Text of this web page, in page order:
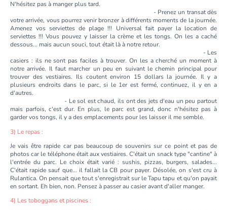
N'hésitez pas à manger plus tard.
- Prenez un transat dès
votre arrivée, vous pourrez venir bronzer à différents moments de la journée.
Amenez vos serviettes de plage !!! Universal fait payer la location de
serviettes !!! Vous pouvez y laisser la crème et les tongs. On les a caché
dessous... mais aucun souci, tout était là à notre retour.
- Les
casiers : ils ne sont pas faciles à trouver. On les a cherché un moment à
notre arrivée. Il faut marcher un peu en suivant le chemin principal pour
trouver des vestiaires. Ils coutent environ 15 dollars la journée. Il y a
plusieurs endroits dans le parc, si le 1er est fermé, continuez, il y en a
d'autres.
- Le sol est chaud, ils ont des jets d'eau un peu partout
mais parfois, c'est dur. En plus, le parc est grand, donc n'hésitez pas à
garder vos tongs, il y a des emplacements pour les laisser il me semble.
3) Le repas :
Je vais être rapide car pas beaucoup de souvenirs sur ce point et pas de
photos car le téléphone était aux vestiaires. C'était un snack type "cantine" à
l'entrée du parc. Le choix était varié : sushis, pizzas, burgers, salades...
C'était rapide sauf que... il fallait la CB pour payer. Désolée, on s'est cru à
Rulantica. On pensait que tout s'enregistrait sur le Tapu tapu et qu'on payait
en sortant. Eh bien, non. Pensez à passer au casier avant d'aller manger.
4) Les toboggans et piscines :